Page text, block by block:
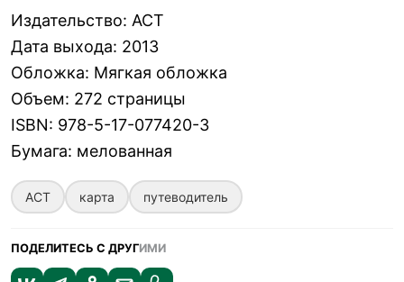
Издательство: АСТ
Дата выхода: 2013
Обложка: Мягкая обложка
Объем: 272 страницы
ISBN: 978-5-17-077420-3
Бумага: мелованная
АСТ карта путеводитель
ПОДЕЛИТЕСЬ С ДРУГИМИ